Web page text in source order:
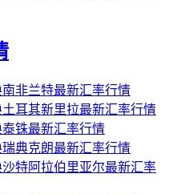
南非兰特最新汇率行情
耳其新里拉最新汇率行情
泰铢最新汇率行情
瑞典克朗最新汇率行情
特阿拉伯里亚尔最新汇率